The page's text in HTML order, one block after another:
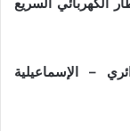
– الإسماعيلية